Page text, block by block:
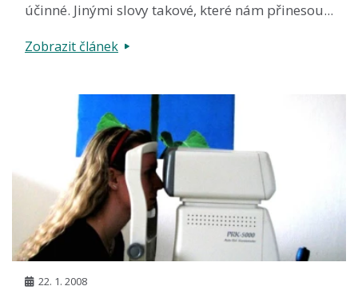
účinné. Jinými slovy takové, které nám přinesou...
Zobrazit článek
22. 1. 2008